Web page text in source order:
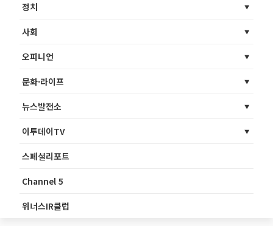
정치
사회
오피니언
문화·라이프
뉴스발전소
이투데이TV
스페셜리포트
Channel 5
위너스IR클럽